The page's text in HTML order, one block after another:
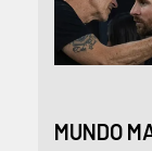
MUNDO